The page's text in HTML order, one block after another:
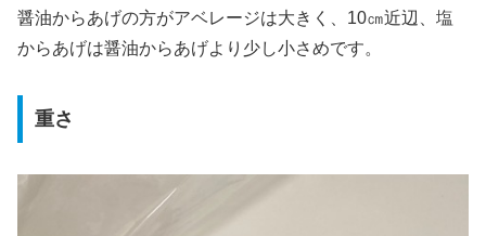
醤油からあげの方がアベレージは大きく、10㎝近辺、塩
からあげは醤油からあげより少し小さめです。
重さ